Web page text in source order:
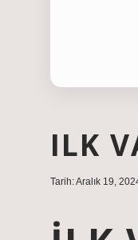
ILK
Tarih: Aralık 19,